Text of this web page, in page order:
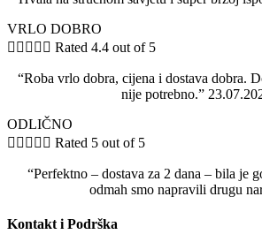
VRLO DOBRO
     Rated 4.4 out of 5
“Roba vrlo dobra, cijena i dostava dobra.
nije potrebno.”
ODLIČNO
     Rated 5 out of 5
“Perfektno – dostava za 2 dana – bila je
odmah smo napravili drugu
Kontakt i Podrška